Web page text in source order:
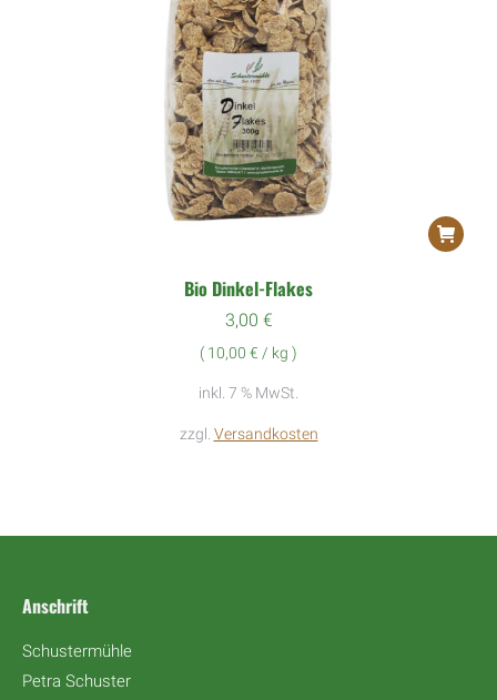
Bio Dinkel-Flakes
3,00 €
( 10,00 € / kg )
inkl. 7 % MwSt.
zzgl. Versandkosten
Anschrift
Schustermühle
Petra Schuster